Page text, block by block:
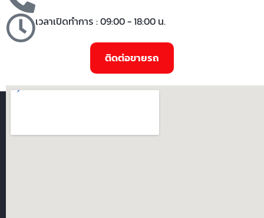
เวลาเปิดทำการ : 09:00 - 18:00 น.
ติดต่อขายรถ